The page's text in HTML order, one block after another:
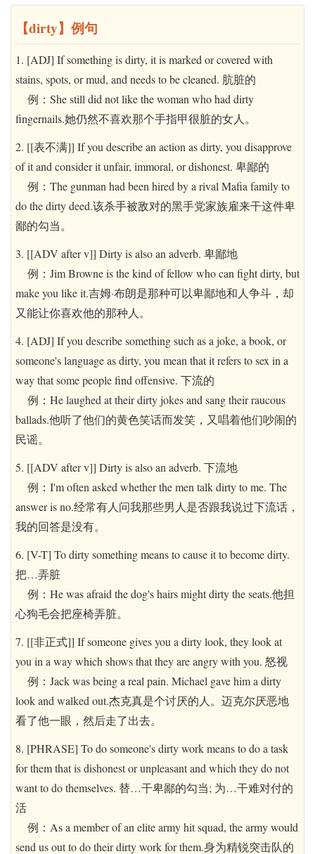
【dirty】例句
1. [ADJ] If something is dirty, it is marked or covered with
stains, spots, or mud, and needs to be cleaned. 肮脏的
例：She still did not like the woman who had dirty
fingernails.她仍然不喜欢那个手指甲很脏的女人。
2. [[表不满]] If you describe an action as dirty, you disapprove
of it and consider it unfair, immoral, or dishonest. 卑鄙的
例：The gunman had been hired by a rival Mafia family to
do the dirty deed.该杀手被敌对的黑手党家族雇来干这件卑
鄙的勾当。
3. [[ADV after v]] Dirty is also an adverb. 卑鄙地
例：Jim Browne is the kind of fellow who can fight dirty, but
make you like it.吉姆·布朗是那种可以卑鄙地和人争斗，却
又能让你喜欢他的那种人。
4. [ADJ] If you describe something such as a joke, a book, or
someone's language as dirty, you mean that it refers to sex in a
way that some people find offensive. 下流的
例：He laughed at their dirty jokes and sang their raucous
ballads.他听了他们的黄色笑话而发笑，又唱着他们吵闹的
民谣。
5. [[ADV after v]] Dirty is also an adverb. 下流地
例：I'm often asked whether the men talk dirty to me. The
answer is no.经常有人问我那些男人是否跟我说过下流话，
我的回答是没有。
6. [V-T] To dirty something means to cause it to become dirty.
把…弄脏
例：He was afraid the dog's hairs might dirty the seats.他担
心狗毛会把座椅弄脏。
7. [[非正式]] If someone gives you a dirty look, they look at
you in a way which shows that they are angry with you. 怒视
例：Jack was being a real pain. Michael gave him a dirty
look and walked out.杰克真是个讨厌的人。迈克尔厌恶地
看了他一眼，然后走了出去。
8. [PHRASE] To do someone's dirty work means to do a task
for them that is dishonest or unpleasant and which they do not
want to do themselves. 替…干卑鄙的勾当; 为…干难对付的
活
例：As a member of an elite army hit squad, the army would
send us out to do their dirty work for them.身为精锐突击队的